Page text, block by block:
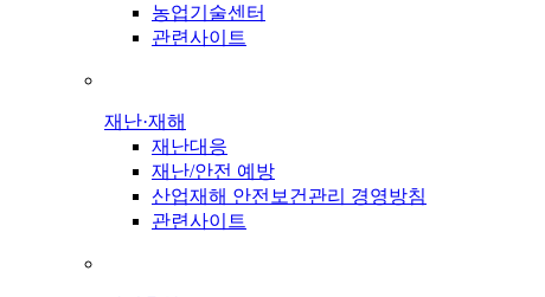
농업기술센터
관련사이트
재난·재해
재난대응
재난/안전 예방
산업재해 안전보건관리 경영방침
관련사이트